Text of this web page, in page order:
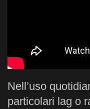
Nell’uso
particolari lag o